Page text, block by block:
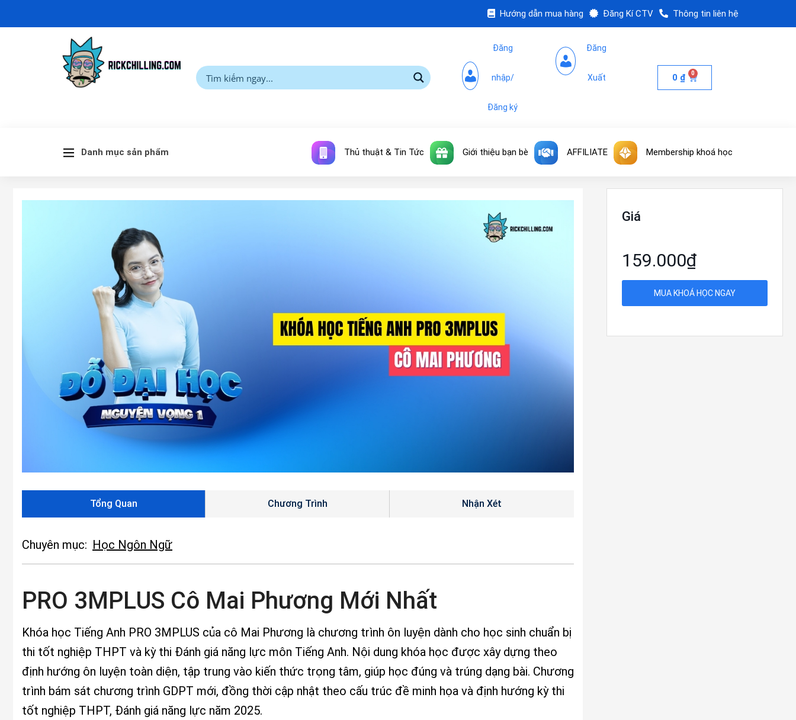
Hướng dẫn mua hàng Đăng Kí CTV Thông tin liên hệ
Đăng
nhập/
Đăng ký
Đăng
Xuất 0 ₫ 0
Danh mục sản phẩm Thủ thuật & Tin Tức Giới thiệu bạn bè AFFILIATE Membership khoá học
Tổng Quan Chương Trình Nhận Xét
Chuyên mục: Học Ngôn Ngữ
PRO 3MPLUS Cô Mai Phương Mới Nhất
Khóa học Tiếng Anh PRO 3MPLUS của cô Mai Phương là chương trình ôn luyện dành cho học sinh chuẩn bị
thi tốt nghiệp THPT và kỳ thi Đánh giá năng lực môn Tiếng Anh. Nội dung khóa học được xây dựng theo
định hướng ôn luyện toàn diện, tập trung vào kiến thức trọng tâm, giúp học đúng và trúng dạng bài. Chương
trình bám sát chương trình GDPT mới, đồng thời cập nhật theo cấu trúc đề minh họa và định hướng kỳ thi
tốt nghiệp THPT, Đánh giá năng lực năm 2025.
Giá
159.000₫
MUA KHOÁ HỌC NGAY